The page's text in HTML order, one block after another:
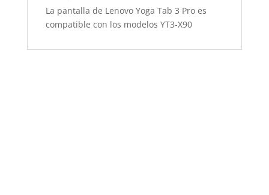
La pantalla de Lenovo Yoga Tab 3 Pro es
compatible con los modelos YT3-X90